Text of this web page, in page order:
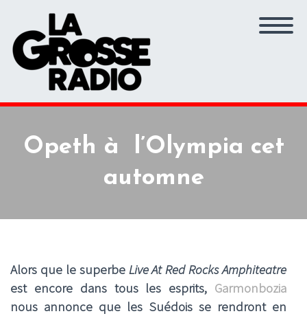
Opeth à l’Olympia cet
automne
Alors que le superbe Live At Red Rocks Amphiteatre
est encore dans tous les esprits, Garmonbozia
nous annonce que les Suédois se rendront en